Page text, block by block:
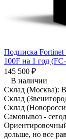
Подписка Fortinet
100F на 1 год
145 500 ₽
В наличии
Склад (Москва):
Склад
Склад
Самовывоз -
дольше, но все